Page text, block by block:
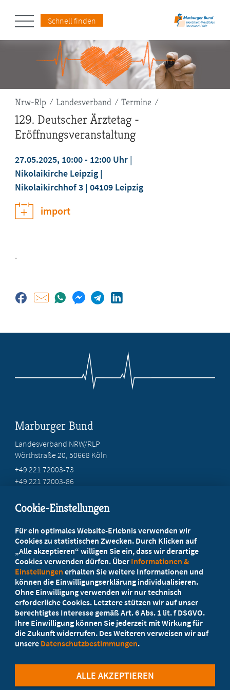
Schnell finden
Pfadnavigation
Nrw-Rlp Landesverband Termine
129. Deutscher Ärztetag -
Eröffnungsveranstaltung
27.05.2025, 10:00 - 12:00 Uhr
Nikolaikirche Leipzig |
Nikolaikirchhof 3 | 04109 Leipzig
import
.
Marburger Bund
Landesverband NRW/RLP
Wörthstraße 20, 50668 Köln
+49 221 72003-73
+49 221 72003-86
Ihr Landesverband berät Sie!
Ansprechpartner
Werden Sie jetzt Mitglied
5 Vorteile einer MB-Mitgliedschaft
Cookie-Einstellungen
Für ein optimales Website-Erlebnis verwenden wir
Cookies zu statistischen Zwecken. Durch Klicken auf
„Alle akzeptieren“ willigen Sie ein, dass wir derartige
Cookies verwenden dürfen. Über Informationen &
Einstellungen erhalten Sie weitere Informationen und
können die Einwilligungserklärung individualisieren.
Ohne Einwilligung verwenden wir nur technisch
erforderliche Cookies. Letztere stützen wir auf unser
berechtigtes Interesse gemäß Art. 6 Abs. 1 lit. f DSGVO.
Ihre Einwilligung können Sie jederzeit mit Wirkung für
die Zukunft widerrufen. Des Weiteren verweisen wir auf
unsere Datenschutzbestimmungen.
ALLE AKZEPTIEREN